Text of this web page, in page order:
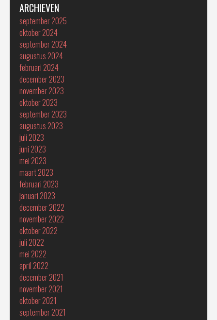
ARCHIEVEN
september 2025
oktober 2024
september 2024
augustus 2024
februari 2024
december 2023
november 2023
oktober 2023
september 2023
augustus 2023
juli 2023
juni 2023
mei 2023
maart 2023
februari 2023
januari 2023
december 2022
november 2022
oktober 2022
juli 2022
mei 2022
april 2022
december 2021
november 2021
oktober 2021
september 2021